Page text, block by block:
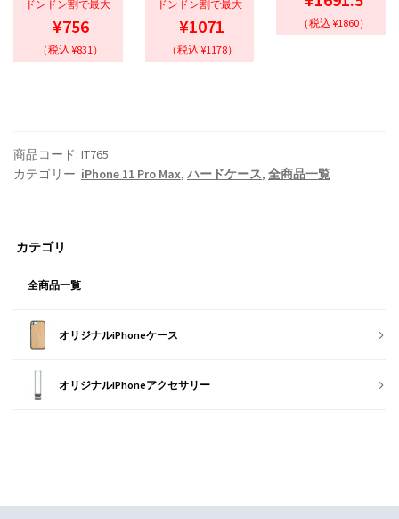
ドンドン割で最大
¥756
（税込 ¥831）
ドンドン割で最大
¥1071
（税込 ¥1178）
（税込 ¥1860）
商品コード: IT765
カテゴリー: iPhone 11 Pro Max, ハードケース, 全商品一覧
カテゴリ
全商品一覧
オリジナルiPhoneケース
オリジナルiPhoneアクセサリー